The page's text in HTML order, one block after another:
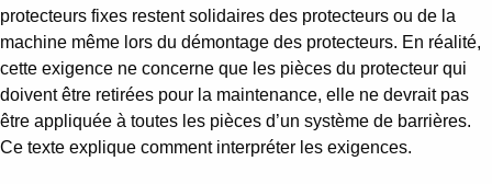
protecteurs fixes restent solidaires des protecteurs ou de la
machine même lors du démontage des protecteurs. En réalité,
cette exigence ne concerne que les pièces du protecteur qui
doivent être retirées pour la maintenance, elle ne devrait pas
être appliquée à toutes les pièces d’un système de barrières.
Ce texte explique comment interpréter les exigences.